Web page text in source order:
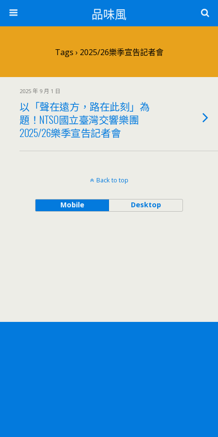
品味風
Tags › 2025/26樂季宣告記者會
2025 年 9 月 1 日
以「聲在遠方，路在此刻」為
題！NTSO國立臺灣交響樂團
2025/26樂季宣告記者會
Back to top
Mobile Desktop